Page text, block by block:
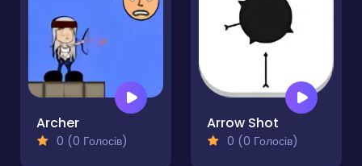
Archer
0 (0 Голосів)
Arrow Shot
0 (0 Голосів)